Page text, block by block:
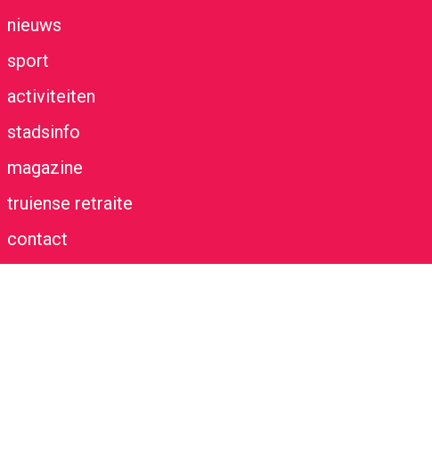
nieuws
sport
activiteiten
stadsinfo
magazine
truiense retraite
contact